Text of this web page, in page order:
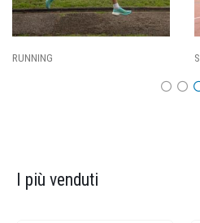
SPORT PARALIMPICI
I più venduti